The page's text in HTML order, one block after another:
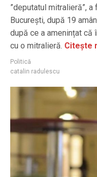
”deputatul mitralieră”,
București, după 19
după ce a amenințat
cu o mitralieră. Citește
Politică
catalin radulescu